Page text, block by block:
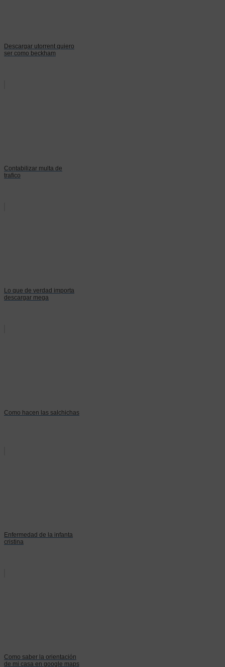
Descargar utorrent quiero
ser como beckham
Contabilizar multa de
trafico
Lo que de verdad importa
descargar mega
Como hacen las salchichas
Enfermedad de la infanta
cristina
Como saber la orientación
de mi casa en google maps